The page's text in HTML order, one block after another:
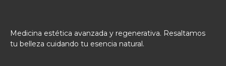
Medicina estética avanzada y regenerativa. Resaltamos
tu belleza cuidando tu esencia natural.